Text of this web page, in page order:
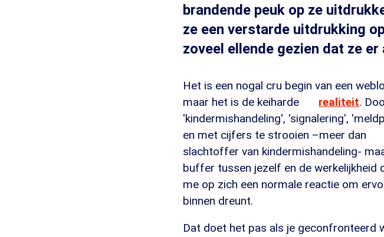
brandende peuk op ze
ze een verstarde uitdrukking
zoveel ellende gezien dat ze
Het is een nogal cru begin van een
maar het is de keiharde
realiteit.
'kindermishandeling', 'signalering',
en met cijfers te strooien –meer dan
slachtoffer van kindermishandeling-
buffer tussen jezelf en de werkelijkheid
me op zich een normale reactie om
binnen dreunt.
Dat doet het pas als je geconfronteerd